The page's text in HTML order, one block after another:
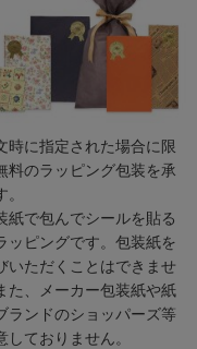
時に指定された場合に限
料のラッピング包装を承
す。
紙で包んでシールを貼る
ッピングです。包装紙を
いただくことはできませ
た、メーカー包装紙や紙
ランドのショッパーズ等
しておりません。